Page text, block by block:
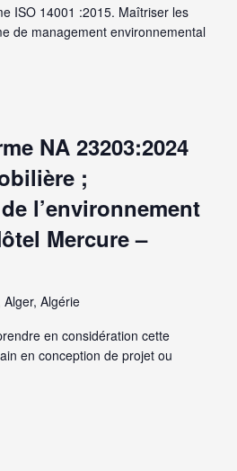
ISO 14001 :2015. Maîtriser les
de management environnemental
NA 23203:2024
;
l’environnement
Mercure –
Algérie
en considération cette
en conception de projet ou